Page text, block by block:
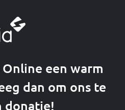
een warm
dan om ons te
donatie!